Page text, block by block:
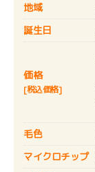
地域
誕生日
価格
[税込価格]
毛色
マイクロチップ